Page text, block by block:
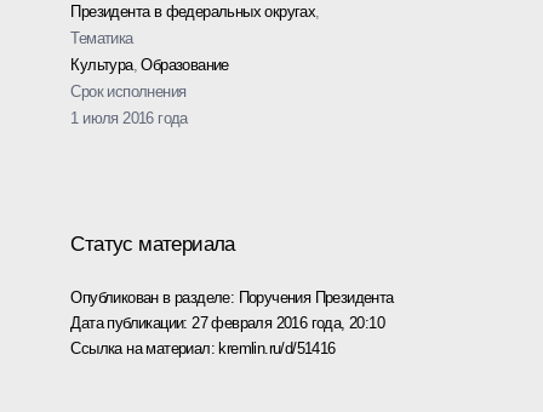
Президента в федеральных округах
Тематика
Культура,Образование
Срок исполнения
1 июля 2016 года
Статус материала
Опубликован в разделе: Поручения Президента
Дата публикации: 27 февраля 2016 года, 20:10
Ссылка на материал: kremlin.ru/d/51416